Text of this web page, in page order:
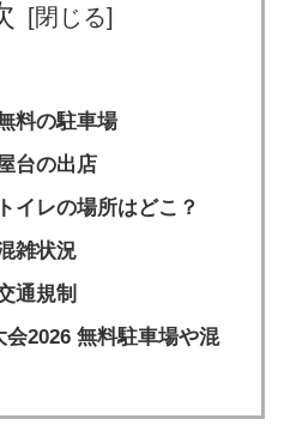
料の駐車場
台の出店
イレの場所はどこ？
雑状況
通規制
会2026 無料駐車場や混